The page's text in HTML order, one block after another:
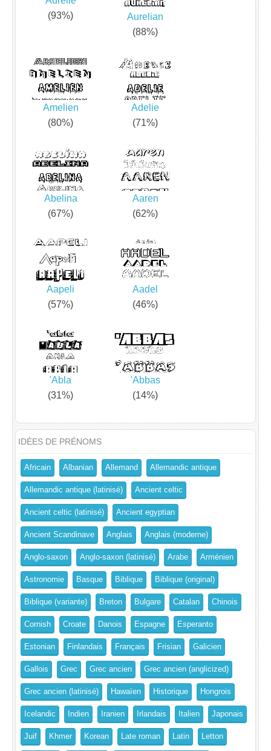
(93%)
Aurelian
(88%)
Amelien
(80%)
Adelie
(71%)
Abelina
(67%)
Aaren
(62%)
Aapeli
(57%)
Aadel
(46%)
'Abla
(31%)
'Abbas
(14%)
IDÉES DE PRÉNOMS
Africain Albanian Allemand Allemandic antique
Allemandic antique (latinisé) Ancient celtic
Ancient celtic (latinisé) Ancient egyptian
Ancient Scandinave Anglais Anglais (moderne)
Anglo-saxon Anglo-saxon (latinisé) Arabe Arménien
Astronomie Basque Biblique Biblique (original)
Biblique (variante) Breton Bulgare Catalan Chinois
Cornish Croate Danois Espagne Esperanto
Estonian Finlandais Français Frisian Galicien
Gallois Grec Grec ancien Grec ancien (anglicized)
Grec ancien (latinisé) Hawaïen Historique Hongrois
Icelandic Indien Iranien Irlandais Italien Japonais
Juif Khmer Korean Late roman Latin Letton